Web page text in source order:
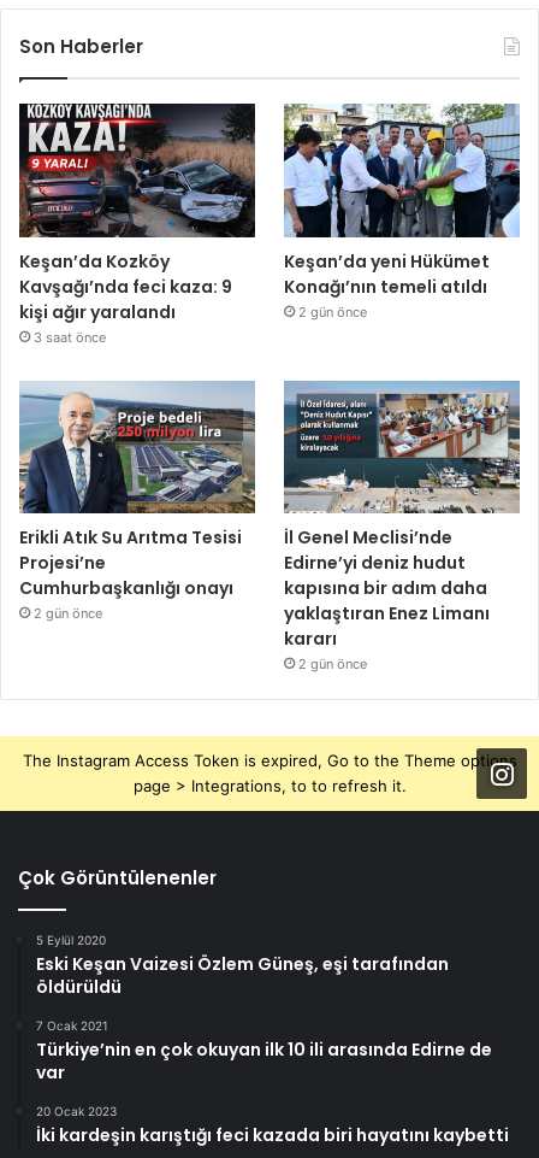
Son Haberler
Keşan’da Kozköy
Kavşağı’nda feci kaza: 9
kişi ağır yaralandı
3 saat önce
Keşan’da yeni Hükümet
Konağı’nın temeli atıldı
2 gün önce
Erikli Atık Su Arıtma Tesisi
Projesi’ne
Cumhurbaşkanlığı onayı
2 gün önce
İl Genel Meclisi’nde
Edirne’yi deniz hudut
kapısına bir adım daha
yaklaştıran Enez Limanı
kararı
2 gün önce
The Instagram Access Token is expired, Go to the Theme options
page > Integrations, to to refresh it.
Çok Görüntülenenler
5 Eylül 2020
Eski Keşan Vaizesi Özlem Güneş, eşi tarafından
öldürüldü
7 Ocak 2021
Türkiye’nin en çok okuyan ilk 10 ili arasında Edirne de
var
20 Ocak 2023
İki kardeşin karıştığı feci kazada biri hayatını kaybetti